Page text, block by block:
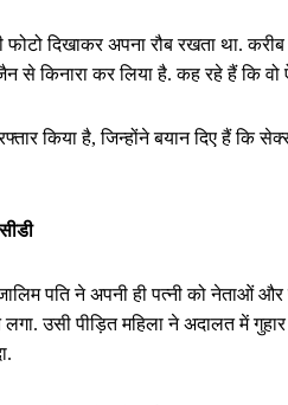
दिखाकर अपना रौब रखता था.
से किनारा कर लिया है. कह रहे हैं कि वो
किया है, जिन्होंने बयान दिए हैं कि
पति ने अपनी ही पत्नी को नेताओं
उसी पीड़ित महिला ने अदालत में